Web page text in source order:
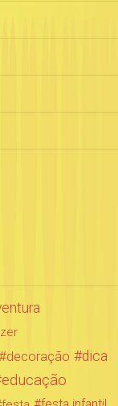
decoração dica
educação